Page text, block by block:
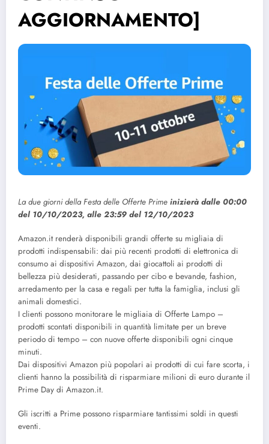
AGGIORNAMENTO]
La due giorni della Festa delle Offerte Prime inizierà dalle 00:00
del 10/10/2023, alle 23:59 del 12/10/2023
Amazon.it renderà disponibili grandi offerte su migliaia di
prodotti indispensabili: dai più recenti prodotti di elettronica di
consumo ai dispositivi Amazon, dai giocattoli ai prodotti di
bellezza più desiderati, passando per cibo e bevande, fashion,
arredamento per la casa e regali per tutta la famiglia, inclusi gli
animali domestici.
I clienti possono monitorare le migliaia di Offerte Lampo –
prodotti scontati disponibili in quantità limitate per un breve
periodo di tempo – con nuove offerte disponibili ogni cinque
minuti.
Dai dispositivi Amazon più popolari ai prodotti di cui fare scorta, i
clienti hanno la possibilità di risparmiare milioni di euro durante il
Prime Day di Amazon.it.
Gli iscritti a Prime possono risparmiare tantissimi soldi in questi
eventi.